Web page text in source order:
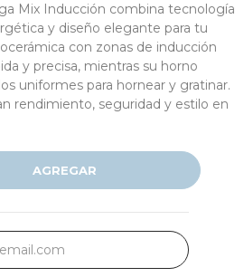
Mix Inducción combina tecnología
y diseño elegante para tu
con zonas de inducción
y precisa, mientras su horno
uniformes para hornear y gratinar.
rendimiento, seguridad y estilo en
AGREGAR